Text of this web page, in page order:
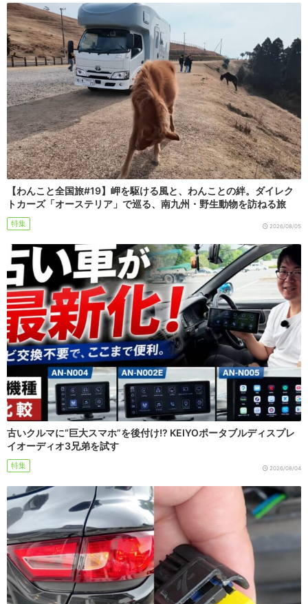
【わんこと全国旅#19】岬を駆ける風と、わんことの絆。ダイレク
トカーズ「オーステリア」で巡る、南九州・野生動物を訪ねる旅
特集 2026/08/05
古いクルマに“巨大スマホ”を後付け!? KEIYOポータブルディスプレ
イオーディオ3兄弟を試す
特集 2026/08/04